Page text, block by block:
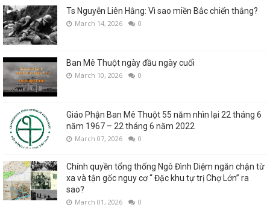
Ts Nguyễn Liên Hằng: Vì sao miền Bắc chiến thắng?
March 14, 2026 0
Ban Mê Thuột ngày đầu ngày cuối
March 10, 2026 0
Giáo Phận Ban Mê Thuột 55 năm nhìn lại 22 tháng 6
năm 1967 – 22 tháng 6 năm 2022
March 07, 2026 0
Chính quyền tổng thống Ngô Đình Diệm ngăn chận từ
xa và tận gốc nguy cơ “ Đặc khu tự trị Chợ Lớn” ra
sao?
March 01, 2026 0